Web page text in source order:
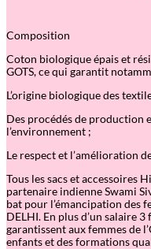
Composition
Coton biologique épais et
GOTS, ce qui garantit
L’origine biologique des
Des procédés de production
l’environnement ;
Le respect et l’amélioration
Tous les sacs et accessoires
partenaire indienne Swami
bat pour l’émancipation des
DELHI. En plus d’un salaire
garantissent aux femmes de
enfants et des formations